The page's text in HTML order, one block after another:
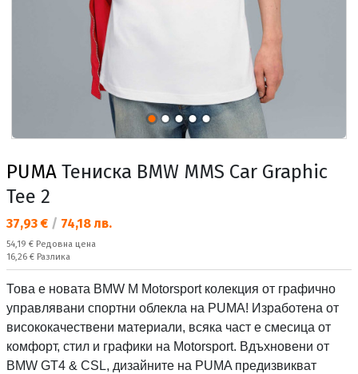
PUMA Тениска BMW MMS Car Graphic
Tee 2
Текуща цена:
37,93 € / 74,18 лв.
Редовна цена:
54,19 € Редовна цена
Спестявате:
16,26 € Разлика
Това е новата BMW M Motorsport колекция от графично
управлявани спортни облекла на PUMA! Изработена от
висококачествени материали, всяка част е смесица от
комфорт, стил и графики на Motorsport. Вдъхновени от
BMW GT4 & CSL, дизайните на PUMA предизвикват